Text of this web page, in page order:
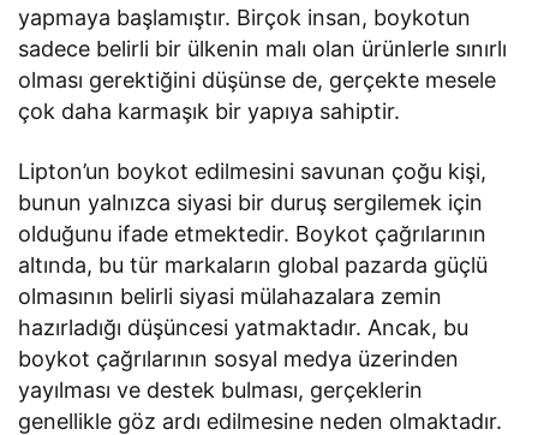
yapmaya başlamıştır. Birçok insan, boykotun
sadece belirli bir ülkenin malı olan ürünlerle sınırlı
olması gerektiğini düşünse de, gerçekte mesele
çok daha karmaşık bir yapıya sahiptir.
Lipton’un boykot edilmesini savunan çoğu kişi,
bunun yalnızca siyasi bir duruş sergilemek için
olduğunu ifade etmektedir. Boykot çağrılarının
altında, bu tür markaların global pazarda güçlü
olmasının belirli siyasi mülahazalara zemin
hazırladığı düşüncesi yatmaktadır. Ancak, bu
boykot çağrılarının sosyal medya üzerinden
yayılması ve destek bulması, gerçeklerin
genellikle göz ardı edilmesine neden olmaktadır.